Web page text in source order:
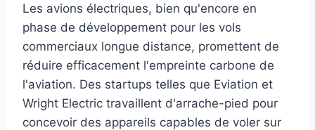
Les avions électriques, bien qu'encore en
phase de développement pour les vols
commerciaux longue distance, promettent de
réduire efficacement l'empreinte carbone de
l'aviation. Des startups telles que Eviation et
Wright Electric travaillent d'arrache-pied pour
concevoir des appareils capables de voler sur